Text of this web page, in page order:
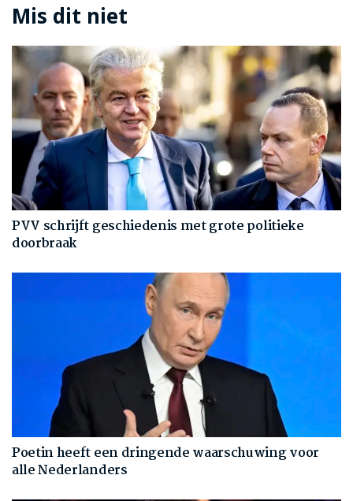
Mis dit niet
PVV schrijft geschiedenis met grote politieke
doorbraak
Poetin heeft een dringende waarschuwing voor
alle Nederlanders